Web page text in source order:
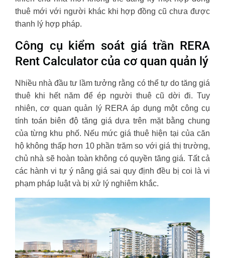
thuê mới với người khác khi hợp đồng cũ chưa được
thanh lý hợp pháp.
Công cụ kiểm soát giá trần RERA
Rent Calculator của cơ quan quản lý
Nhiều nhà đầu tư lầm tưởng rằng có thể tự do tăng giá
thuê khi hết năm để ép người thuê cũ dời đi. Tuy
nhiên, cơ quan quản lý RERA áp dụng một công cụ
tính toán biên độ tăng giá dựa trên mặt bằng chung
của từng khu phố. Nếu mức giá thuê hiện tại của căn
hộ không thấp hơn 10 phần trăm so với giá thị trường,
chủ nhà sẽ hoàn toàn không có quyền tăng giá. Tất cả
các hành vi tự ý nâng giá sai quy định đều bị coi là vi
phạm pháp luật và bị xử lý nghiêm khắc.